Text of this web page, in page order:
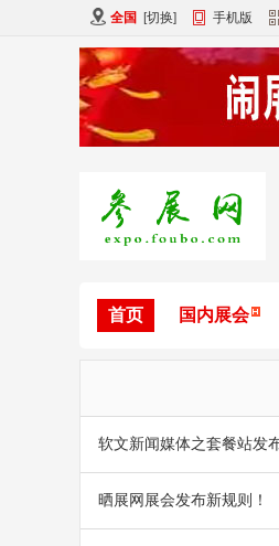
全国 [切换] 手机版
首页 国内展会
软文新闻媒体之套餐站发
晒展网展会发布新规则！